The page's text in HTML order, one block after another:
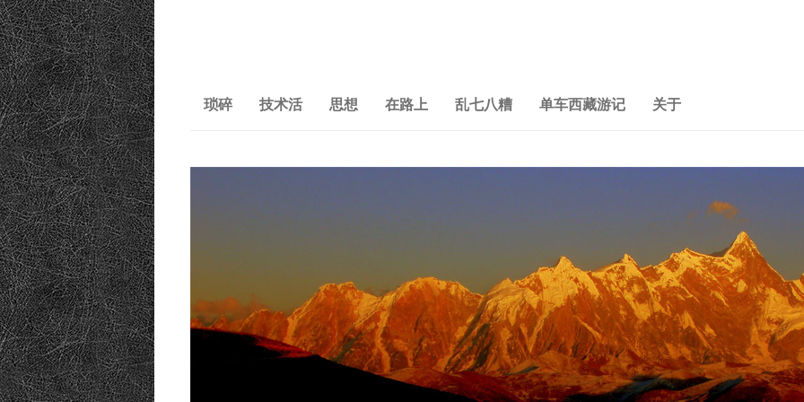
琐碎 技术活 思想 在路上 乱七八糟 单车西藏游记 关于